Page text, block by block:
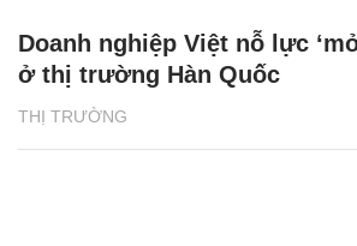
THỊ TRƯỜNG
Doanh nghiệp Việt nỗ lực
ở thị trường Hàn Quốc